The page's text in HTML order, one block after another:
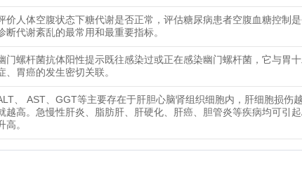
价人体空腹状态下糖代谢是否正常，评估糖尿病患者空腹血糖控制
断代谢紊乱的最常用和最重要指标。
门螺杆菌抗体阳性提示既往感染过或正在感染幽门螺杆菌，它与胃
、胃癌的发生密切关联。
、 AST、GGT等主要存在于肝胆心脑肾组织细胞内，肝细胞损伤
越高。急慢性肝炎、脂肪肝、肝硬化、肝癌、胆管炎等疾病均可引
高。